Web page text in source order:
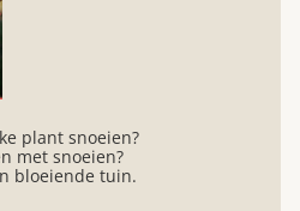
plant snoeien?
met snoeien?
bloeiende tuin.